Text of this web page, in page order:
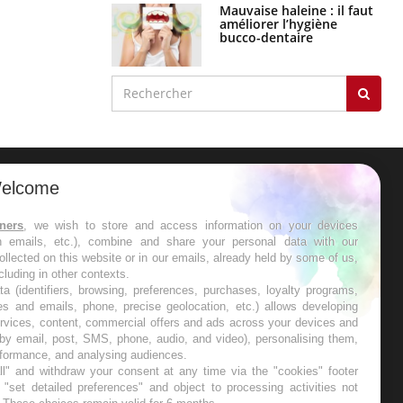
Mauvaise haleine : il faut
améliorer l’hygiène
bucco-dentaire
les semaines les meilleures
, we wish to store and access information on your devices
emails, etc.), combine and share your personal data with our
on this website or in our emails, already held by some of us,
in other contexts.
(identifiers, browsing, preferences, purchases, loyalty programs,
and emails, phone, precise geolocation, etc.) allows developing
content, commercial offers and ads across your devices and
email, post, SMS, phone, audio, and video), personalising them,
and analysing audiences.
and withdraw your consent at any time via the "cookies" footer
detailed preferences" and object to processing activities not